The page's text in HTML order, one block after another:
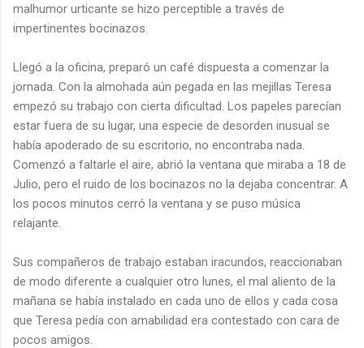
malhumor urticante se hizo perceptible a través de
impertinentes bocinazos.
Llegó a la oficina, preparó un café dispuesta a comenzar la
jornada. Con la almohada aún pegada en las mejillas Teresa
empezó su trabajo con cierta dificultad. Los papeles parecían
estar fuera de su lugar, una especie de desorden inusual se
había apoderado de su escritorio, no encontraba nada.
Comenzó a faltarle el aire, abrió la ventana que miraba a 18 de
Julio, pero el ruido de los bocinazos no la dejaba concentrar. A
los pocos minutos cerró la ventana y se puso música
relajante.
Sus compañeros de trabajo estaban iracundos, reaccionaban
de modo diferente a cualquier otro lunes, el mal aliento de la
mañana se había instalado en cada uno de ellos y cada cosa
que Teresa pedía con amabilidad era contestado con cara de
pocos amigos.